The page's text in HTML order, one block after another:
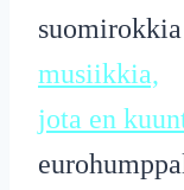
musiikkia,
jota en